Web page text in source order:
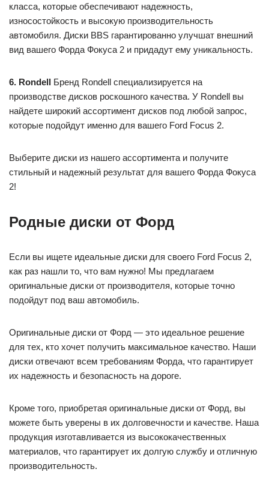
класса, которые обеспечивают надежность,
износостойкость и высокую производительность
автомобиля. Диски BBS гарантированно улучшат внешний
вид вашего Форда Фокуса 2 и придадут ему уникальность.
6. Rondell Бренд Rondell специализируется на
производстве дисков роскошного качества. У Rondell вы
найдете широкий ассортимент дисков под любой запрос,
которые подойдут именно для вашего Ford Focus 2.
Выберите диски из нашего ассортимента и получите
стильный и надежный результат для вашего Форда Фокуса
2!
Родные диски от Форд
Если вы ищете идеальные диски для своего Ford Focus 2,
как раз нашли то, что вам нужно! Мы предлагаем
оригинальные диски от производителя, которые точно
подойдут под ваш автомобиль.
Оригинальные диски от Форд — это идеальное решение
для тех, кто хочет получить максимальное качество. Наши
диски отвечают всем требованиям Форда, что гарантирует
их надежность и безопасность на дороге.
Кроме того, приобретая оригинальные диски от Форд, вы
можете быть уверены в их долговечности и качестве. Наша
продукция изготавливается из высококачественных
материалов, что гарантирует их долгую службу и отличную
производительность.